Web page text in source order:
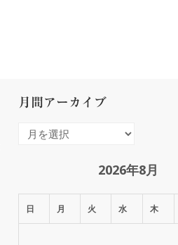
月間アーカイブ
カ
イ
2026年8月
日 月 火 水 木